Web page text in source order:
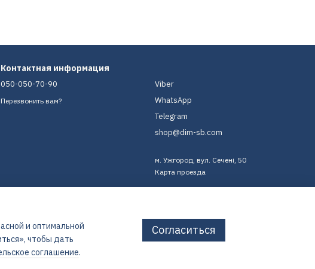
Контактная информация
050-050-70-90
Перезвонить вам?
Viber
WhatsApp
Telegram
shop@dim-sb.com
м. Ужгород, вул. Сечені, 50
Карта проезда
и оптимальной
чтобы дать
соглашение.
Согласиться